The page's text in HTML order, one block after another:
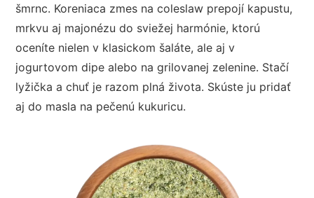
šmrnc. Koreniaca zmes na coleslaw prepojí kapustu,
mrkvu aj majonézu do sviežej harmónie, ktorú
oceníte nielen v klasickom šaláte, ale aj v
jogurtovom dipe alebo na grilovanej zelenine. Stačí
lyžička a chuť je razom plná života. Skúste ju pridať
aj do masla na pečenú kukuricu.